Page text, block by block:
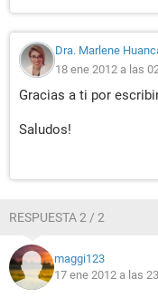
Dra. Marlene
18 ene 2012 a las
Gracias a ti por
Saludos!
RESPUESTA 2 / 2
maggi123
17 ene 2012 a las